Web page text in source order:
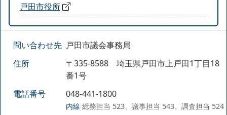
戸田市役所
問い合わせ先 戸田市議会事務局
住所
〒335-8588 埼玉県戸田市上戸田1丁目18
番1号
電話番号
048-441-1800
内線 総務担当 523、議事担当 543、調査担当 524